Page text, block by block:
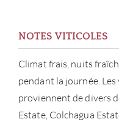
NOTES VITICOLES
Climat frais, nuits
pendant la journée.
proviennent de divers
Estate, Colchagua